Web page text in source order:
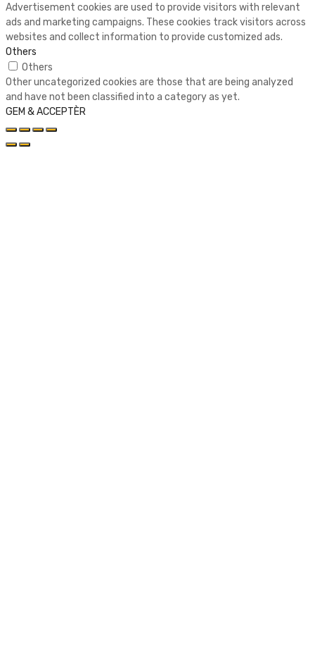
Advertisement cookies are used to provide visitors with relevant
ads and marketing campaigns. These cookies track visitors across
websites and collect information to provide customized ads.
Others
Others
Other uncategorized cookies are those that are being analyzed
and have not been classified into a category as yet.
GEM & ACCEPTÈR